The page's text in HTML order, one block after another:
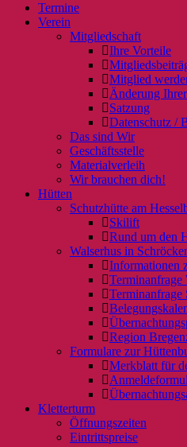
Termine
Verein
Mitgliedschaft
Ihre Vorteile
Mitglied
Änderung
Satzung
Datenschutz /
Das sind Wir
Geschäftsstelle
Materialverleih
Wir brauchen dich!
Hütten
Schutzhütte am
Skilift
Rund um den
Walserhus in
Informationen
Terminanfrage
Terminanfrage
Region
Formulare zur
Merkblatt für
Kletterturm
Öffnungszeiten
Eintrittspreise